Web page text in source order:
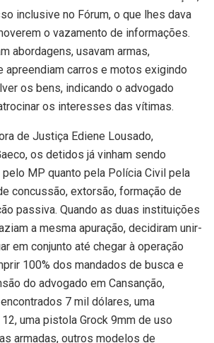
inclusive no Fórum, o que lhes dava
o vazamento de informações.
abordagens, usavam armas,
apreendiam carros e motos exigindo
os bens, indicando o advogado
os interesses das vítimas.
de Justiça Ediene Lousado,
os detidos já vinham sendo
MP quanto pela Polícia Civil pela
concussão, extorsão, formação de
passiva. Quando as duas instituições
a mesma apuração, decidiram unir-
em conjunto até chegar à operação
100% dos mandados de busca e
do advogado em Cansanção,
7 mil dólares, uma
uma pistola Grock 9mm de uso
armadas, outros modelos de